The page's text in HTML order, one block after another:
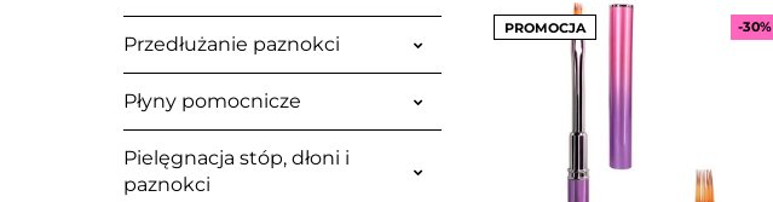
Przedłużanie paznokci
Płyny pomocnicze
Pielęgnacja stóp, dłoni i
paznokci
PROMOCJA -30%